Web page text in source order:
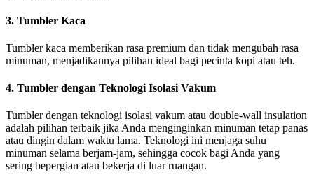
3. Tumbler Kaca
Tumbler kaca memberikan rasa premium dan tidak mengubah rasa
minuman, menjadikannya pilihan ideal bagi pecinta kopi atau teh.
4. Tumbler dengan Teknologi Isolasi Vakum
Tumbler dengan teknologi isolasi vakum atau double-wall insulation
adalah pilihan terbaik jika Anda menginginkan minuman tetap panas
atau dingin dalam waktu lama. Teknologi ini menjaga suhu
minuman selama berjam-jam, sehingga cocok bagi Anda yang
sering bepergian atau bekerja di luar ruangan.